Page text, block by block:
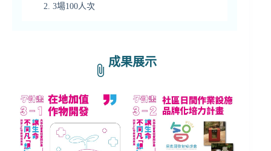
3場100人次
成果展示